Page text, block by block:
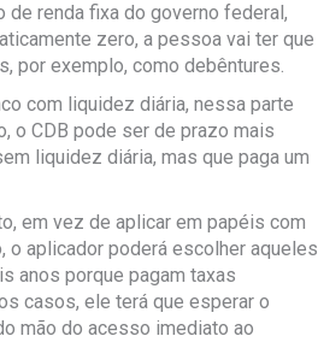
de renda fixa do governo federal,
zero, a pessoa vai ter que
por exemplo, como debêntures.
com liquidez diária, nessa parte
o CDB pode ser de prazo mais
liquidez diária, mas que paga um
em vez de aplicar em papéis com
o aplicador poderá escolher aqueles
anos porque pagam taxas
casos, ele terá que esperar o
mão do acesso imediato ao